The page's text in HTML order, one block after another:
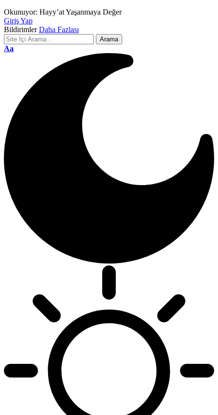
Okunuyor: Hayy’at Yaşanmaya Değer
Giriş Yap
Bildirimler Daha Fazlası
Font
Aa